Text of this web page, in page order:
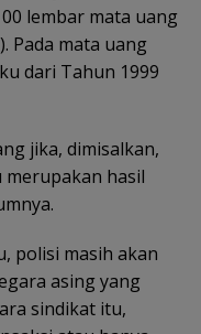
lembar mata uang
Pada mata uang
dari Tahun 1999
jika, dimisalkan,
merupakan hasil
polisi masih akan
asing yang
sindikat itu,